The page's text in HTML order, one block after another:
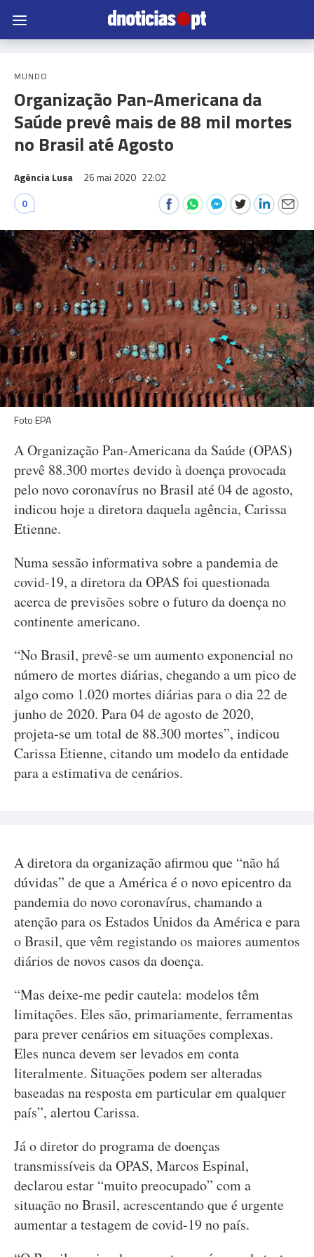
MUNDO
Organização Pan-Americana da
Saúde prevê mais de 88 mil mortes
no Brasil até Agosto
Agência Lusa 26 mai 2020 22:02
0
Foto EPA
A Organização Pan-Americana da Saúde (OPAS)
prevê 88.300 mortes devido à doença provocada
pelo novo coronavírus no Brasil até 04 de agosto,
indicou hoje a diretora daquela agência, Carissa
Etienne.
Numa sessão informativa sobre a pandemia de
covid-19, a diretora da OPAS foi questionada
acerca de previsões sobre o futuro da doença no
continente americano.
“No Brasil, prevê-se um aumento exponencial no
número de mortes diárias, chegando a um pico de
algo como 1.020 mortes diárias para o dia 22 de
junho de 2020. Para 04 de agosto de 2020,
projeta-se um total de 88.300 mortes”, indicou
Carissa Etienne, citando um modelo da entidade
para a estimativa de cenários.
A diretora da organização afirmou que “não há
dúvidas” de que a América é o novo epicentro da
pandemia do novo coronavírus, chamando a
atenção para os Estados Unidos da América e para
o Brasil, que vêm registando os maiores aumentos
diários de novos casos da doença.
“Mas deixe-me pedir cautela: modelos têm
limitações. Eles são, primariamente, ferramentas
para prever cenários em situações complexas.
Eles nunca devem ser levados em conta
literalmente. Situações podem ser alteradas
baseadas na resposta em particular em qualquer
país”, alertou Carissa.
Já o diretor do programa de doenças
transmissíveis da OPAS, Marcos Espinal,
declarou estar “muito preocupado” com a
situação no Brasil, acrescentando que é urgente
aumentar a testagem de covid-19 no país.